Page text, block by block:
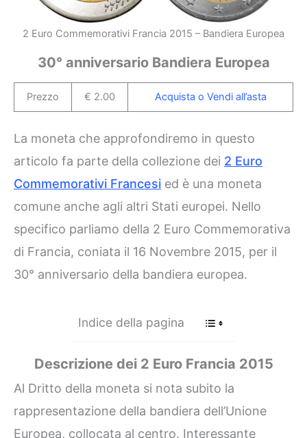
2 Euro Commemorativi Francia 2015 – Bandiera Europea
30° anniversario Bandiera Europea
Prezzo € 2.00 Acquista o Vendi all’asta
La moneta che approfondiremo in questo
articolo fa parte della collezione dei 2 Euro
Commemorativi Francesi ed è una moneta
comune anche agli altri Stati europei. Nello
specifico parliamo della 2 Euro Commemorativa
di Francia, coniata il 16 Novembre 2015, per il
30° anniversario della bandiera europea.
Indice della pagina
Descrizione dei 2 Euro Francia 2015
Al Dritto della moneta si nota subito la
rappresentazione della bandiera dell’Unione
Europea, collocata al centro. Interessante